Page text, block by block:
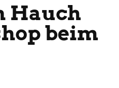
Hauch
beim